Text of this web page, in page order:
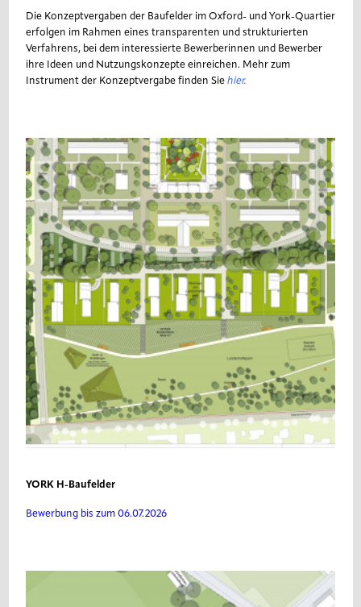
Die Konzeptvergaben der Baufelder im Oxford- und York-Quartier
erfolgen im Rahmen eines transparenten und strukturierten
Verfahrens, bei dem interessierte Bewerberinnen und Bewerber
ihre Ideen und Nutzungskonzepte einreichen. Mehr zum
Instrument der Konzeptvergabe finden Sie hier.
YORK H-Baufelder
Bewerbung bis zum 06.07.2026